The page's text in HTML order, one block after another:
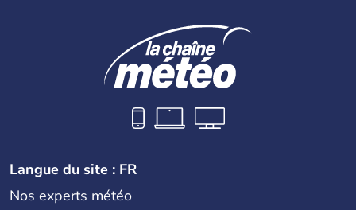
Langue du site : FR
Nos experts météo